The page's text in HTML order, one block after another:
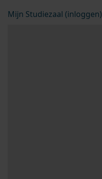
Mijn Studiezaal (inloggen)